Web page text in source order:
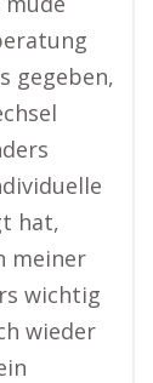
gegeben,
hat,
meiner
wichtig
wieder